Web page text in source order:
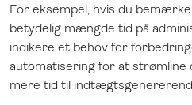
For eksempel, hvis du
betydelig mængde tid på
indikere et behov for
automatisering for at strømline
mere tid til